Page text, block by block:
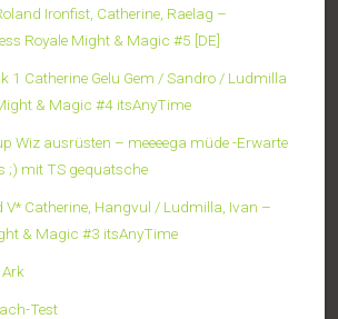
Ironfist, Catherine, Raelag –
Royale Might & Magic #5 [DE]
1 Catherine Gelu Gem / Sandro / Ludmilla
& Magic #4 itsAnyTime
Wiz ausrüsten – meeeega müde -Erwarte
;) mit TS gequatsche
V* Catherine, Hangvul / Ludmilla, Ivan –
& Magic #3 itsAnyTime
Test